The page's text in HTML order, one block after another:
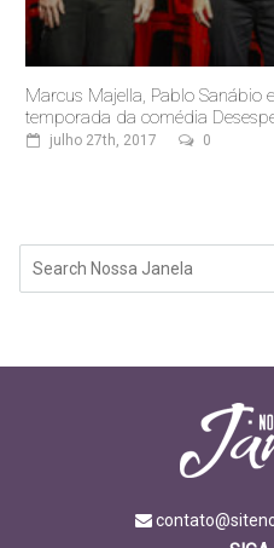
Marcus Majella, Pablo Sanábio
temporada da comédia
julho 27th, 2017 0